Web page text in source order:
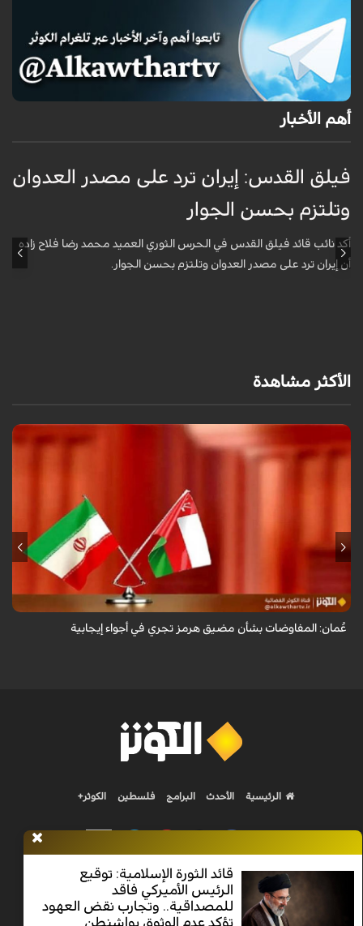
أهم الأخبار
فيلق القدس: إيران ترد على مصدر العدوان
وتلتزم بحسن الجوار
أكد نائب قائد فيلق القدس في الحرس الثوري العميد محمد رضا فلاح زاده
أن إيران ترد على مصدر العدوان وتلتزم بحسن الجوار.
الأكثر مشاهدة
أعلنت وزارة الخارجية العُمانية أن المفاوضات الجارية بشأن مضيق هرمز تجري
عُمان: المفاوضات بشأن مضيق هرمز تجري في أجواء إيجابية
قائد الثورة الإسلامية: توقيع
الرئيس الأميركي فاقد
للمصداقية.. وتجارب نقض العهود
تؤكد عدم الوثوق بواشنطن
الرئيسية الأحدث البرامج فلسطين الكوثر+
Nilesat 11900 V | Badr 8 11747 V | Badr5 12284 V